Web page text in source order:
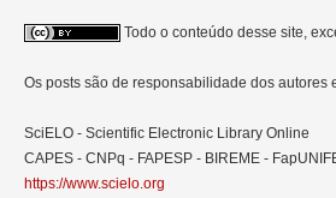
Todo o conteúdo desse site,
Os posts são de responsabilidade dos
SciELO - Scientific Electronic Library Online
CAPES - CNPq - FAPESP - BIREME -
https://www.scielo.org